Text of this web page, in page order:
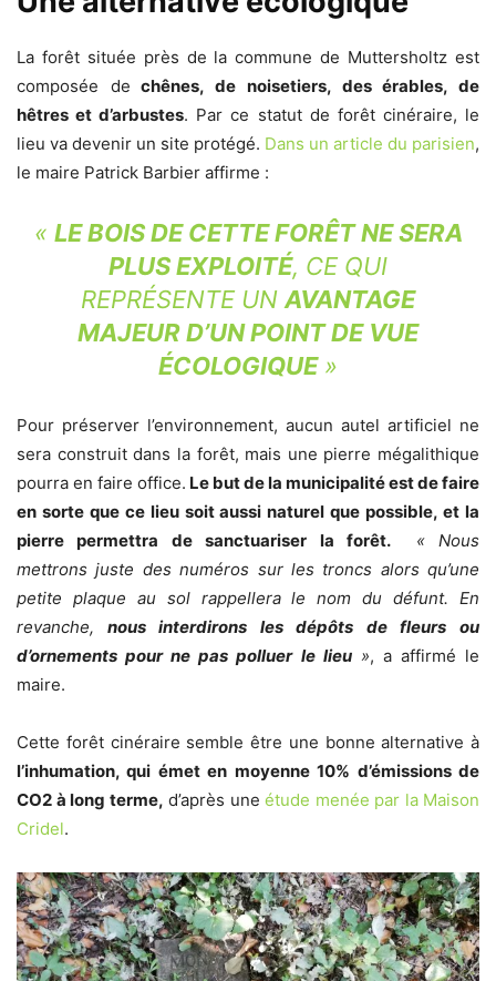
La forêt située près de la commune de Muttersholtz est
composée de chênes, de noisetiers, des érables, de
hêtres et d’arbustes. Par ce statut de forêt cinéraire, le
lieu va devenir un site protégé. Dans un article du parisien,
le maire Patrick Barbier affirme :
« LE BOIS DE CETTE FORÊT NE SERA
PLUS EXPLOITÉ, CE QUI
REPRÉSENTE UNAVANTAGE
MAJEUR D’UN POINT DE VUE
ÉCOLOGIQUE»
Pour préserver l’environnement, aucun autel artificiel ne
sera construit dans la forêt, mais une pierre mégalithique
pourra en faire office. Le but de la municipalité est de faire
en sorte que ce lieu soit aussi naturel que possible, et la
pierre permettra de sanctuariser la forêt. « Nous
mettrons juste des numéros sur les troncs alors qu’une
petite plaque au sol rappellera le nom du défunt. En
revanche, nous interdirons les dépôts de fleurs ou
d’ornements pour ne pas polluer le lieu», a affirmé le
maire.
Cette forêt cinéraire semble être une bonne alternative à
l’inhumation, qui émet en moyenne 10% d’émissions de
CO2 à long terme, d’après une étude menée par la Maison
Cridel.